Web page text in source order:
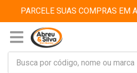
PARCELE SUAS COMPRAS EM